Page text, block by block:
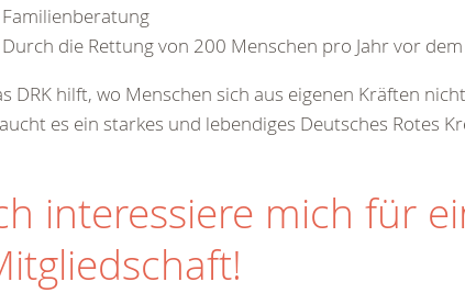
Familienberatung
Durch die Rettung von 200 Menschen pro Jahr vor
DRK hilft, wo Menschen sich aus eigenen Kräften
es ein starkes und lebendiges Deutsches Rotes
interessiere mich für